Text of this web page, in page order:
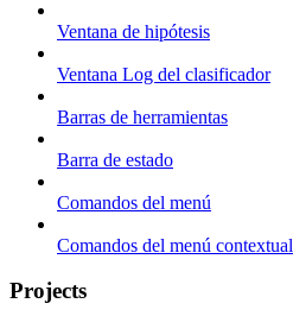
Ventana de hipótesis
Ventana Log del clasificador
Barras de herramientas
Barra de estado
Comandos del menú
Comandos del menú contextual
Projects